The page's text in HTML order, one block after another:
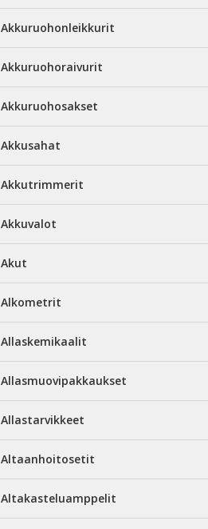
Akkuruohonleikkurit
Akkuruohoraivurit
Akkuruohosakset
Akkusahat
Akkutrimmerit
Akkuvalot
Akut
Alkometrit
Allaskemikaalit
Allasmuovipakkaukset
Allastarvikkeet
Altaanhoitosetit
Altakasteluamppelit